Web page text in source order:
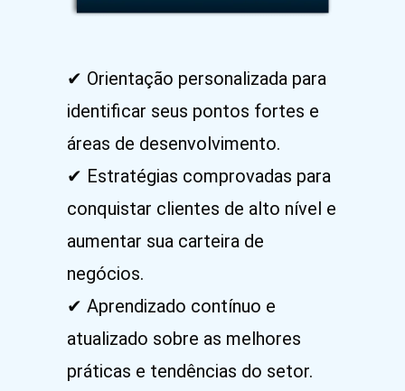
✔ Orientação personalizada para
identificar seus pontos fortes e
áreas de desenvolvimento.
✔ Estratégias comprovadas para
conquistar clientes de alto nível e
aumentar sua carteira de
negócios.
✔ Aprendizado contínuo e
atualizado sobre as melhores
práticas e tendências do setor.